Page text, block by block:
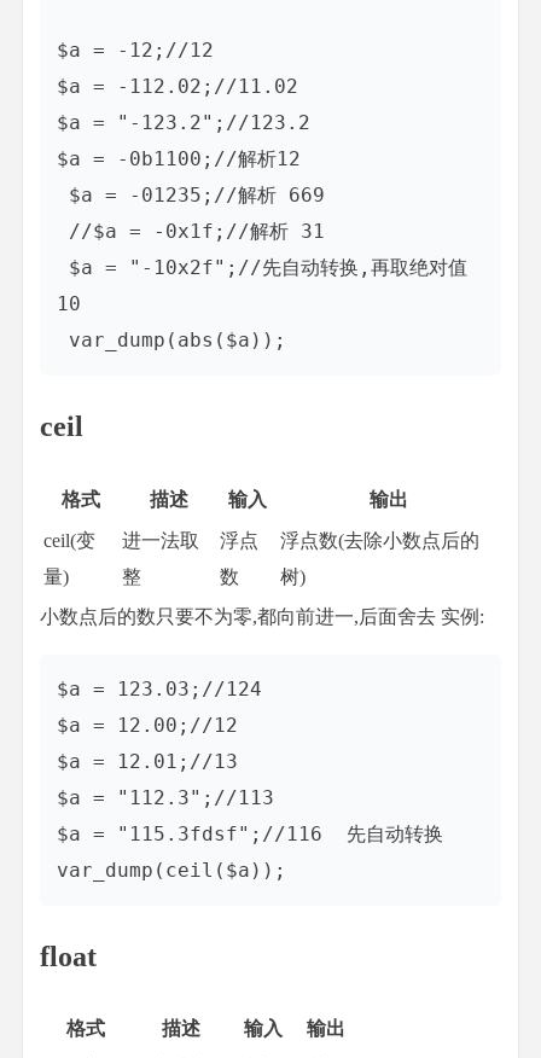
$a = -12;//12
$a = -112.02;//11.02
$a = "-123.2";//123.2
$a = -0b1100;//解析12
10
ceil
格式 描述 输入
输出
ceil(变
量)
进一法取
整
浮点
数
浮点数(去除小数点后的
树)
小数点后的数只要不为零,都向前进一,后面舍去 实例:
$a = 123.03;//124
$a = 12.00;//12
$a = 12.01;//13
$a = "112.3";//113
$a = "115.3fdsf";//116  先自动转换
float
格式 描述 输入
输出